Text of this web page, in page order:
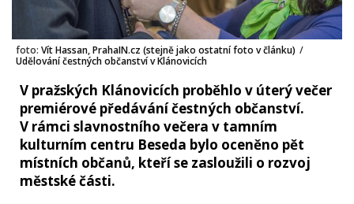
foto: Vít Hassan, PrahaIN.cz (stejně jako ostatní foto v článku) /
Udělování čestných občanství v Klánovicích
V pražských Klánovicích proběhlo v úterý večer
premiérové předávání čestných občanství.
V rámci slavnostního večera v tamním
kulturním centru Beseda bylo oceněno pět
místních občanů, kteří se zasloužili o rozvoj
městské části.